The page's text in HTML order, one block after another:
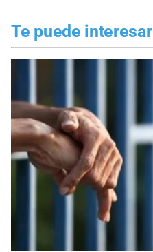
Te puede interesar